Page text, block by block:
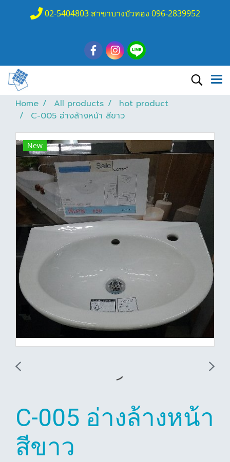
02-5404803 สาขาบางบัวทอง 096-2839952
Home All products
hot product
C-005 อ่างล้างหน้า สีขาว
New
C-005 อ่างล้างหน้า
สีขาว